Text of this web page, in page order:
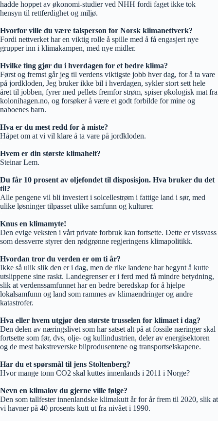
hadde hoppet av økonomi-studier ved NHH fordi faget ikke tok
hensyn til rettferdighet og miljø.
Hvorfor ville du være talsperson for Norsk klimanettverk?
Fordi nettverket har en viktig rolle å spille med å få engasjert nye
grupper inn i klimakampen, med nye midler.
Hvilke ting gjør du i hverdagen for et bedre klima?
Først og fremst går jeg til verdens viktigste jobb hver dag, for å ta vare
på jordkloden, Jeg bruker ikke bil i hverdagen, sykler stort sett hele
året til jobben, fyrer med pellets fremfor strøm, spiser økologisk mat fra
kolonihagen.no, og forsøker å være et godt forbilde for mine og
naboenes barn.
Hva er du mest redd for å miste?
Håpet om at vi vil klare å ta vare på jordkloden.
Hvem er din største klimahelt?
Steinar Lem.
Du får 10 prosent av oljefondet til disposisjon. Hva bruker du det
til?
Alle pengene vil bli investert i solcellestrøm i fattige land i sør, med
ulike løsninger tilpasset ulike samfunn og kulturer.
Knus en klimamyte!
Den evige veksten i vårt private forbruk kan fortsette. Dette er vissvass
som dessverre styrer den rødgrønne regjeringens klimapolitikk.
Hvordan tror du verden er om ti år?
Ikke så ulik slik den er i dag, men de rike landene har begynt å kutte
utslippene sine raskt. Landegrenser er i ferd med få mindre betydning,
slik at verdenssamfunnet har en bedre beredskap for å hjelpe
lokalsamfunn og land som rammes av klimaendringer og andre
katastrofer.
Hva eller hvem utgjør den største trusselen for klimaet i dag?
Den delen av næringslivet som har satset alt på at fossile næringer skal
fortsette som før, dvs, olje- og kullindustrien, deler av energisektoren
og de mest bakstreverske bilprodusentene og transportselskapene.
Har du et spørsmål til jens Stoltenberg?
Hvor mange tonn CO2 skal kuttes innenlands i 2011 i Norge?
Nevn en klimalov du gjerne ville følge?
Den som tallfester innenlandske klimakutt år for år frem til 2020, slik at
vi havner på 40 prosents kutt ut fra nivået i 1990.